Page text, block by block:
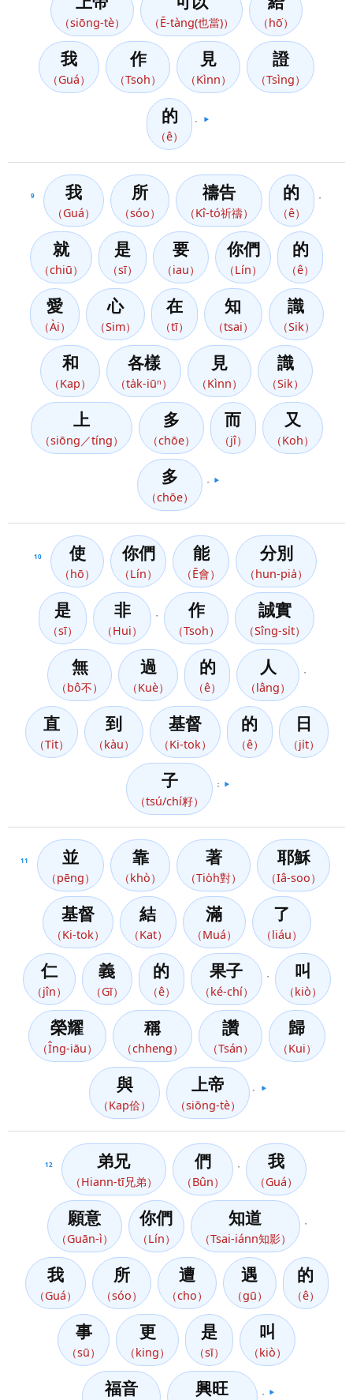
（siōng-tè） （Ē-tàng(也當)） （hō͘）
我
（Guá）
作
（Tsoh）
見
（Kìnn）
證
（Tsìng）
的
（ê）
▶️
9 我
（Guá）
所
（sóo）
禱告
（Kî-tó祈禱）
的
（ê）
就
（chiū）
是
（sī）
要
（iau）
你們
（Lín）
的
（ê）
愛
（Ài）
心
（Sim）
在
（tī）
知
（tsai）
識
（Sik）
和
（Kap）
各樣
（ta̍k-iūⁿ）
見
（Kìnn）
識
（Sik）
上
（siōng／tíng）
多
（chōe）
而
（jî）
又
（Koh）
多
（chōe）
▶️
10 使
（hō）
你們
（Lín）
能
（Ē會）
分別
（hun-pia̍）
是
（sī）
非
（Hui）
作
（Tsoh）
誠實
（Sîng-si̍t）
無
（bô不）
過
（Kuè）
的
（ê）
人
（lâng）
直
（Ti̍t）
到
（kàu）
基督
（Ki-tok）
的
（ê）
日
（ji̍t）
子
（tsú/chí籽）
； ▶️
11 並
（pēng）
靠
（khò）
著
（Tio̍h對）
耶穌
（Iâ-soo）
基督
（Ki-tok）
結
（Kat）
滿
（Muá）
了
（liáu）
仁
（jîn）
義
（Gī）
的
（ê）
果子
（ké-chí）
叫
（kiò）
榮耀
（Îng-iāu）
稱
（chheng）
讚
（Tsán）
歸
（Kui）
與
（Kap佮）
上帝
（siōng-tè）
▶️
12 弟兄
（Hiann-tī兄弟）
們
（Bûn）
我
（Guá）
願意
（Guān-ì）
你們
（Lín）
知道
（Tsai-iánn知影）
我
（Guá）
所
（sóo）
遭
（cho）
遇
（gū）
的
（ê）
事
（sū）
更
（king）
是
（sī）
叫
（kiò）
福音 興旺 ▶️